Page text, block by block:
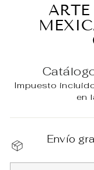
Impuesto
en
Envío